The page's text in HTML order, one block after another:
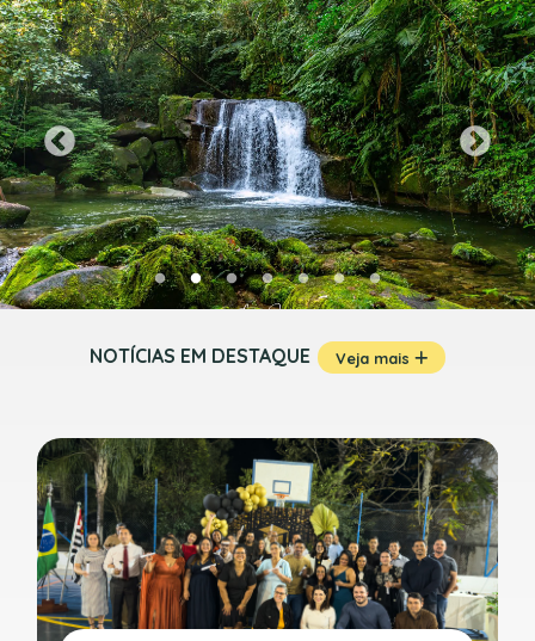
NOTÍCIAS EM DESTAQUE Veja mais